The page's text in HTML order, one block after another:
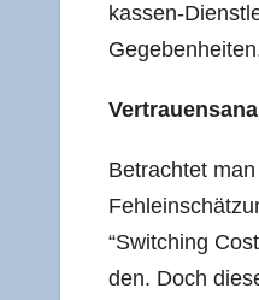
kas­sen-
Betrach­tet
“Swit­ching
den. Doch